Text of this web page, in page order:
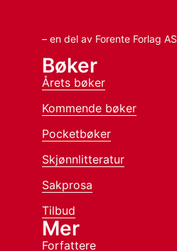
– en del av Forente Forlag AS
Bøker
Årets bøker
Kommende bøker
Pocketbøker
Skjønnlitteratur
Sakprosa
Tilbud
Mer
Forfattere